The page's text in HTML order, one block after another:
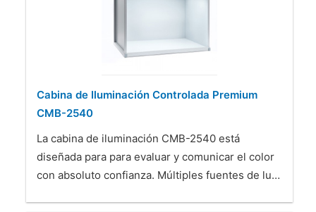
Cabina de Iluminación Controlada Premium
CMB-2540
La cabina de iluminación CMB-2540 está
diseñada para para evaluar y comunicar el color
con absoluto confianza. Múltiples fuentes de lu…